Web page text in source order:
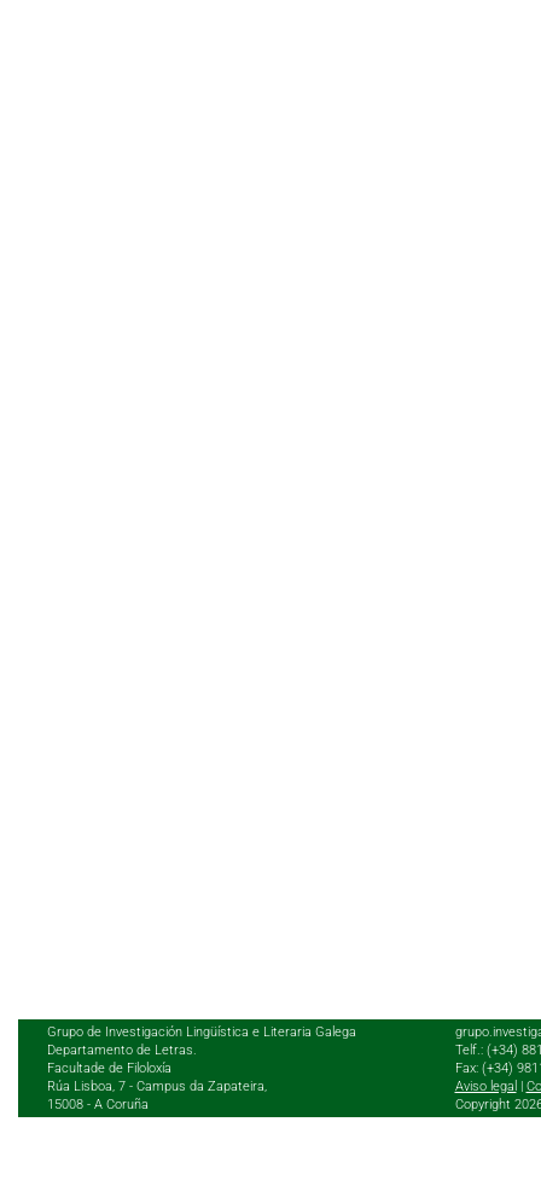
Grupo de Investigación Lingüística e Literaria Galega
Departamento de Letras.
Facultade de Filoloxía
Rúa Lisboa, 7 - Campus da Zapateira,
15008 - A Coruña
Telf.: (+34)
Fax: (+34)
Aviso legal
Copyright